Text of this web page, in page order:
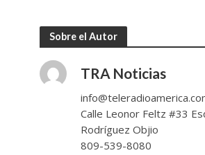
Sobre el Autor
TRA Noticias
Calle Leonor Feltz #33
Rodríguez Objio
809-539-8080